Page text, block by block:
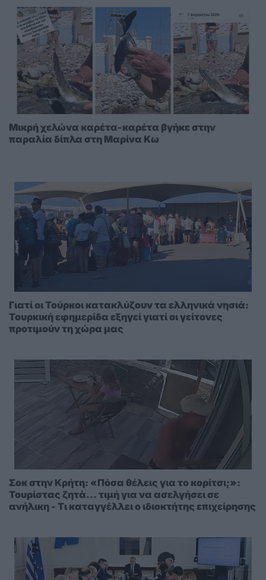
Μικρή χελώνα καρέτα-καρέτα βγήκε στην
παραλία δίπλα στη Μαρίνα Κω
Γιατί οι Τούρκοι κατακλύζουν τα ελληνικά νησιά:
Τουρκική εφημερίδα εξηγεί γιατί οι γείτονες
προτιμούν τη χώρα μας
Σοκ στην Κρήτη: «Πόσα θέλεις για το κορίτσι;»:
Τουρίστας ζητά... τιμή για να ασελγήσει σε
ανήλικη - Τι καταγγέλλει ο ιδιοκτήτης επιχείρησης